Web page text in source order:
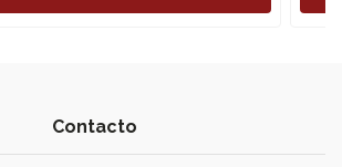
Contacto